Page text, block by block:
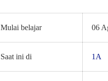
Mulai belajar 06
Saat ini di 1A